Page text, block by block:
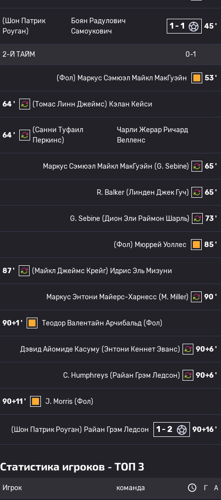
45 '
1 - 1
Боян Радулович
Самоукович
(Шон Патрик
Роуган)
2-Й ТАЙМ 0-1
53 '
Маркус Сэмюэл Майкл МакГуэйн
(Фол)
64 ' (Томас Линн Джеймс) Кэлан Кейси
64 '
(Санни Туфаил
Перкинс)
Чарли Жерар Ричард
Велленс
65 '
(G. Sebine)
Маркус Сэмюэл Майкл МакГуэйн
65 '
(Линден Джек Гуч)
R. Balker
73 '
(Дион Эли Раймон Шарль)
G. Sebine
85 '
Мюррей Уоллес
(Фол)
87 ' (Майкл Джеймс Крейг) Идрис Эль Мизуни
90 '
(M. Miller)
Маркус Энтони Майерс-Харнесс
90+1 ' Теодор Валентайн Арчибальд (Фол)
90+6 '
(Энтони Кеннет Эванс)
Дэвид Айомиде Касуму
90+6 '
(Райан Грэм Ледсон)
C. Humphreys
90+11 ' J. Morris (Фол)
90+16 '
1 - 2
Райан Грэм Ледсон
(Шон Патрик Роуган)
Статистика игроков - ТОП 3
Игрок команда Г А